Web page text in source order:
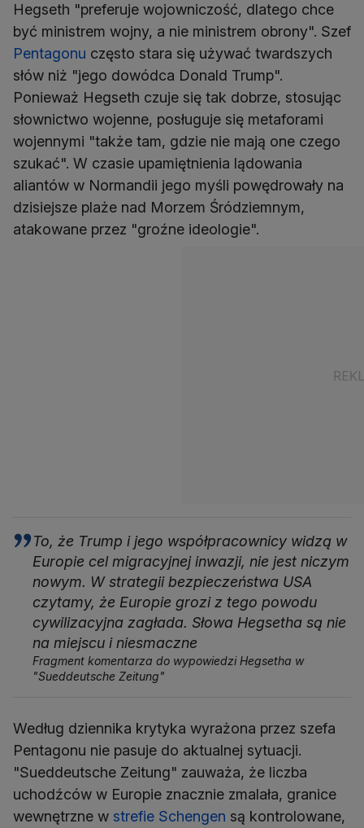
Hegseth "preferuje wojowniczość, dlatego chce
być ministrem wojny, a nie ministrem obrony". Szef
Pentagonu często stara się używać twardszych
słów niż "jego dowódca Donald Trump".
Ponieważ Hegseth czuje się tak dobrze, stosując
słownictwo wojenne, posługuje się metaforami
wojennymi "także tam, gdzie nie mają one czego
szukać". W czasie upamiętnienia lądowania
aliantów w Normandii jego myśli powędrowały na
dzisiejsze plaże nad Morzem Śródziemnym,
atakowane przez "groźne ideologie".
To, że Trump i jego współpracownicy widzą w
Europie cel migracyjnej inwazji, nie jest niczym
nowym. W strategii bezpieczeństwa USA
czytamy, że Europie grozi z tego powodu
cywilizacyjna zagłada. Słowa Hegsetha są nie
na miejscu i niesmaczne
Fragment komentarza do wypowiedzi Hegsetha w
"Sueddeutsche Zeitung"
Według dziennika krytyka wyrażona przez szefa
Pentagonu nie pasuje do aktualnej sytuacji.
"Sueddeutsche Zeitung" zauważa, że liczba
uchodźców w Europie znacznie zmalała, granice
wewnętrzne w strefie Schengen są kontrolowane,